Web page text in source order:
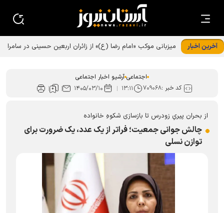
آخرین اخبار میزبانی موکب «امام رضا (ع)» از زائران اربعین حسینی در سامرا
اجتماعی آرشیو اخبار اجتماعی
کد خبر :۷۰۹۰۶۸ ۱۳:۱۱ ۱۴۰۵/۰۳/۱۰
از بحران پیریِ زودرس تا بازسازی شکوهِ خانواده
چالش جوانی جمعیت؛ فراتر از یک عدد، یک ضرورت برای
توازن نسلی